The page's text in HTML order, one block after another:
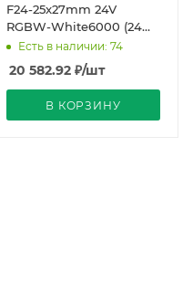
F24-25x27mm 24V
RGBW-White6000 (24
W/m, IP65, 1m, wire x2)
(Arlight, Силикон)
Есть в наличии: 74
20 582.92₽/шт
В КОРЗИНУ